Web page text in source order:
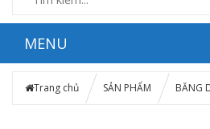
MENU
Trang chủ SẢN PHẨM BĂNG